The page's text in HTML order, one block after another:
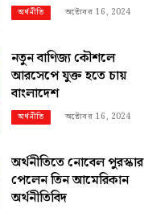
অর্থনীতি অক্টোবর 16, 2024
নতুন বাণিজ্য কৌশলে
আরসেপে যুক্ত হতে চায়
বাংলাদেশ
অর্থনীতি অক্টোবর 16, 2024
অর্থনীতিতে নোবেল পুরস্কার
পেলেন তিন আমেরিকান
অর্থনীতিবিদ